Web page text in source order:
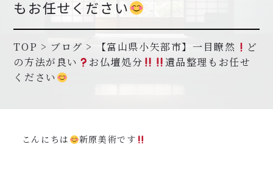
協力店募集について
もお任せください
TOP > ブログ > 【富山県小矢部市】一目瞭然
ど
の方法が良い
お仏壇処分
遺品整理もお任せ
ください
こんにちは 新原美術です